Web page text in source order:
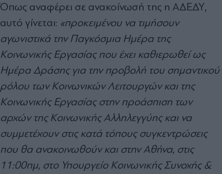
Όπως αναφέρει σε ανακοίνωσή της η ΑΔΕΔΥ,
αυτό γίνεται: «προκειμένου να τιμήσουν
αγωνιστικά την Παγκόσμια Ημέρα της
Κοινωνικής Εργασίας που έχει καθιερωθεί ως
Ημέρα Δράσης για την προβολή του σημαντικού
ρόλου των Κοινωνικών Λειτουργών και της
Κοινωνικής Εργασίας στην προάσπιση των
αρχών της Κοινωνικής Αλληλεγγύης και να
συμμετέχουν στις κατά τόπους συγκεντρώσεις
που θα ανακοινωθούν και στην Αθήνα, στις
11:00πμ, στο Υπουργείο Κοινωνικής Συνοχής &